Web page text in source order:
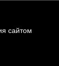
сайтом